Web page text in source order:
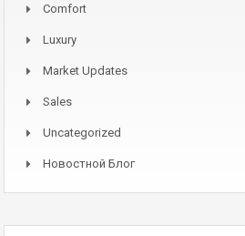
Comfort
Luxury
Market Updates
Sales
Uncategorized
Новостной Блог